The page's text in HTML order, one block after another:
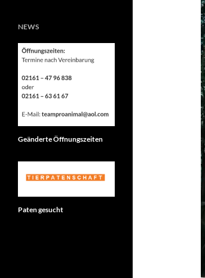
NEWS
Geänderte Öffnungszeiten
Paten gesucht